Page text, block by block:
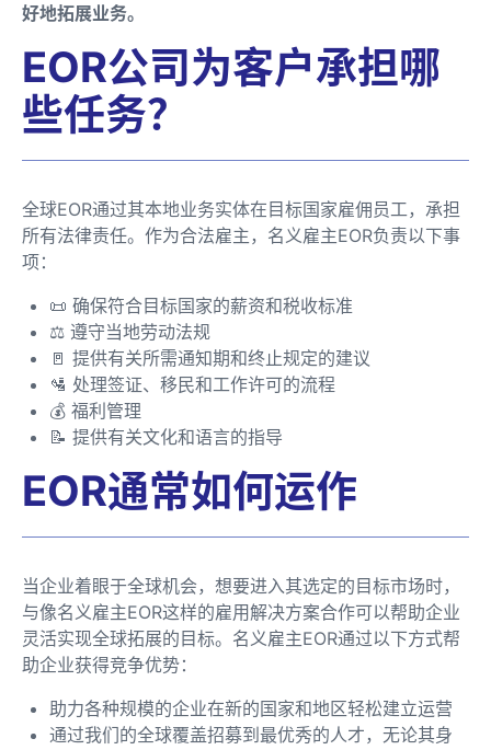
好地拓展业务。
EOR公司为客户承担哪
些任务？
全球EOR通过其本地业务实体在目标国家雇佣员工，承担
所有法律责任。作为合法雇主，名义雇主EOR负责以下事
项：
📜 确保符合目标国家的薪资和税收标准
⚖️ 遵守当地劳动法规
🚪 提供有关所需通知期和终止规定的建议
🛂 处理签证、移民和工作许可的流程
💰 福利管理
📝 提供有关文化和语言的指导
EOR通常如何运作
当企业着眼于全球机会，想要进入其选定的目标市场时，
与像名义雇主EOR这样的雇用解决方案合作可以帮助企业
灵活实现全球拓展的目标。名义雇主EOR通过以下方式帮
助企业获得竞争优势：
助力各种规模的企业在新的国家和地区轻松建立运营
通过我们的全球覆盖招募到最优秀的人才，无论其身